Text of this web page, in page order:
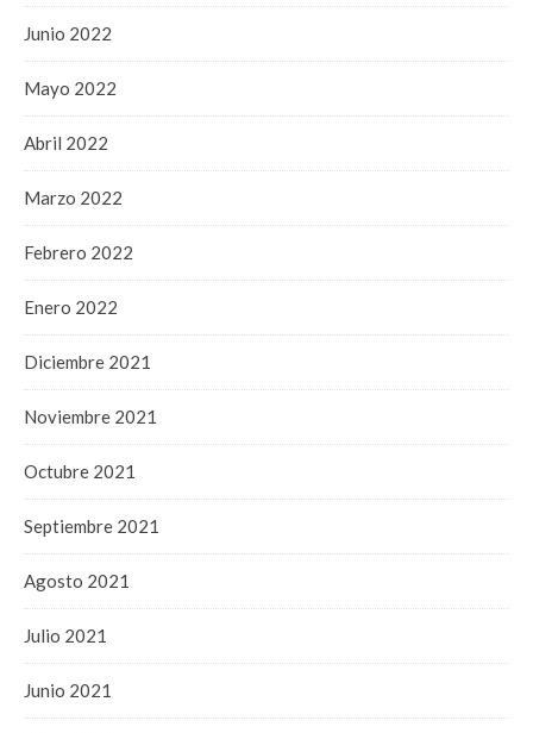
Junio 2022
Mayo 2022
Abril 2022
Marzo 2022
Febrero 2022
Enero 2022
Diciembre 2021
Noviembre 2021
Octubre 2021
Septiembre 2021
Agosto 2021
Julio 2021
Junio 2021